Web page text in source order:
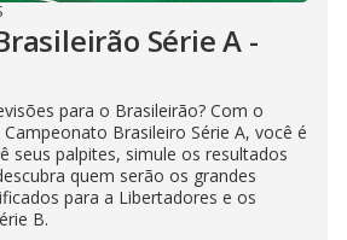
Série A -
para o Brasileirão? Com o
Brasileiro Série A, você é
seus palpites, simule os resultados
quem serão os grandes
para a Libertadores e os
B.